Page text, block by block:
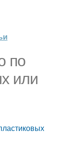
по
или